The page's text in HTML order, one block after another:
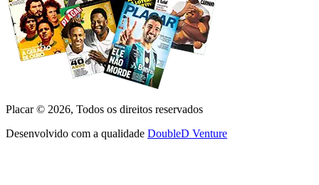
Placar © 2026, Todos os direitos reservados
Desenvolvido com a qualidade DoubleD Venture